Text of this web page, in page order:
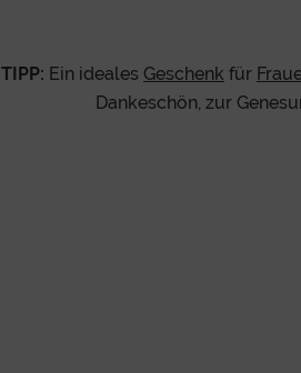
TIPP: Ein ideales Geschenk für
Dankeschön, zur